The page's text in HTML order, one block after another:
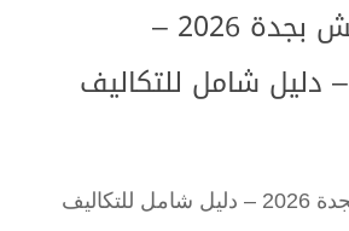
أسعار نقل عفش بجدة 2026 –
0555583146 – دليل شامل للتكاليف
أسعار نقل عفش بجدة 2026 – دليل شامل للتكاليف